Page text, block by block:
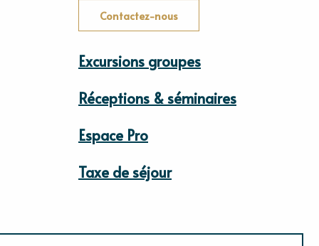
Contactez-nous
Excursions groupes
Réceptions & séminaires
Espace Pro
Taxe de séjour